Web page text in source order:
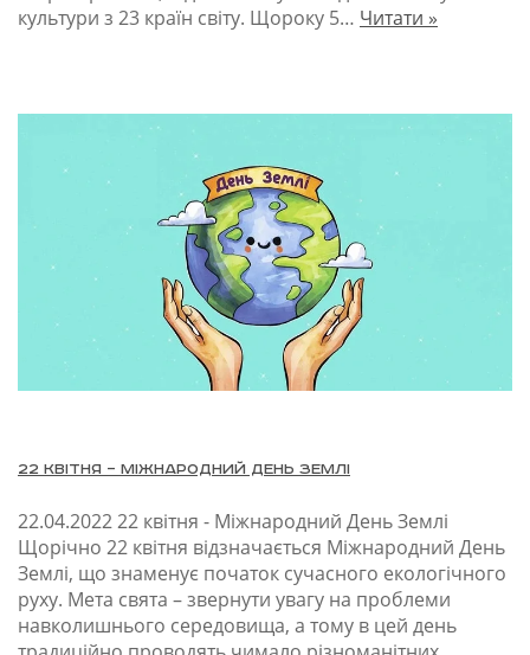
куль­тури з 23 країн світу. Щороку 5… Читати »
22 квітня – Міжнародний День Землі
22.04.202222 квітня - Міжнародний День Землі
Щорічно 22 квітня відзначається Міжнародний День
Землі, що знаменує початок сучасного екологічного
руху. Мета свята – звернути увагу на проблеми
навколишнього середовища, а тому в цей день